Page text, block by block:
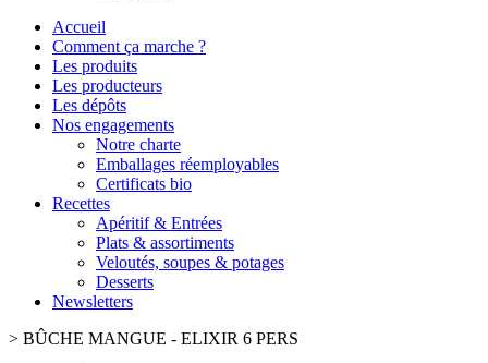
Accueil
Comment ça marche ?
Les produits
Les producteurs
Les dépôts
Nos engagements
Notre charte
Emballages réemployables
Certificats bio
Recettes
Apéritif & Entrées
Plats & assortiments
Veloutés, soupes & potages
Desserts
Newsletters
> BÛCHE MANGUE - ELIXIR 6 PERS